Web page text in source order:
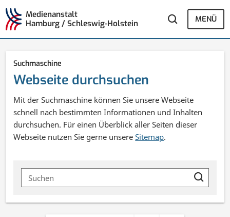
Medienanstalt
Hamburg / Schleswig-Holstein
MENÜ
Suchmaschine
Webseite durchsuchen
Mit der Suchmaschine können Sie unsere Webseite
schnell nach bestimmten Informationen und Inhalten
durchsuchen. Für einen Überblick aller Seiten dieser
Webseite nutzen Sie gerne unsereSitemap.
Suchbegriffe